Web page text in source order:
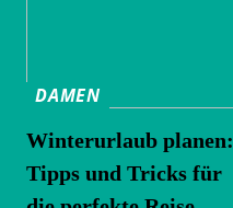
DAMEN
Winterurlaub planen:
Tipps und Tricks für